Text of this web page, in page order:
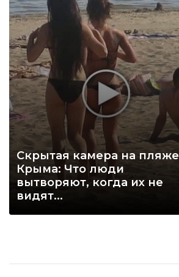
Скрытая камера на пляже
Крыма: Что люди
вытворяют, когда их не
видят...